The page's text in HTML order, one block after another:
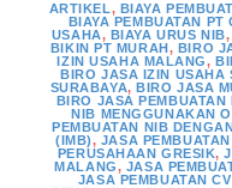
ARTIKEL, BIAYA
BIAYA PEMBUATAN PT
USAHA, BIAYA URUS NIB,
BIKIN PT MURAH , BIRO
IZIN USAHA MALANG,
BIRO JASA IZIN USAHA
SURABAYA, BIRO JASA
BIRO JASA
NIB MENGGUNAKAN
PEMBUATAN NIB
(IMB), JASA
PERUSAHAAN GRESIK,
MALANG, JASA
JASA PEMBUATAN